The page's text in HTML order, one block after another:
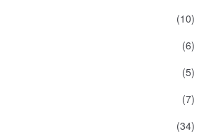
(10)
(6)
(5)
(7)
(34)